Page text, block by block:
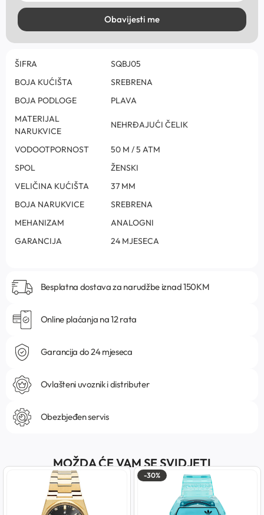
Obavijesti me
ŠIFRA
SQBJ05
BOJA KUĆIŠTA
SREBRENA
BOJA PODLOGE
PLAVA
MATERIJAL
NARUKVICE
NEHRĐAJUĆI ČELIK
VODOOTPORNOST
50 M / 5 ATM
SPOL
ŽENSKI
VELIČINA KUĆIŠTA
37 MM
BOJA NARUKVICE
SREBRENA
MEHANIZAM
ANALOGNI
GARANCIJA
24 MJESECA
Besplatna dostava za narudžbe iznad 150KM
Online plaćanja na 12 rata
Garancija do 24 mjeseca
Ovlašteni uvoznik i distributer
Obezbjeđen servis
MOŽDA ĆE VAM SE SVIDJETI
-30%